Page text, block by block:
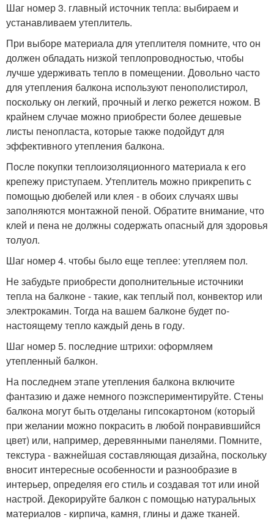
Шаг номер 3. главный источник тепла: выбираем и
устанавливаем утеплитель.
При выборе материала для утеплителя помните, что он
должен обладать низкой теплопроводностью, чтобы
лучше удерживать тепло в помещении. Довольно часто
для утепления балкона используют пенополистирол,
поскольку он легкий, прочный и легко режется ножом. В
крайнем случае можно приобрести более дешевые
листы пенопласта, которые также подойдут для
эффективного утепления балкона.
После покупки теплоизоляционного материала к его
крепежу приступаем. Утеплитель можно прикрепить с
помощью дюбелей или клея - в обоих случаях швы
заполняются монтажной пеной. Обратите внимание, что
клей и пена не должны содержать опасный для здоровья
толуол.
Шаг номер 4. чтобы было еще теплее: утепляем пол.
Не забудьте приобрести дополнительные источники
тепла на балконе - такие, как теплый пол, конвектор или
электрокамин. Тогда на вашем балконе будет по-
настоящему тепло каждый день в году.
Шаг номер 5. последние штрихи: оформляем
утепленный балкон.
На последнем этапе утепления балкона включите
фантазию и даже немного поэкспериментируйте. Стены
балкона могут быть отделаны гипсокартоном (который
при желании можно покрасить в любой понравившийся
цвет) или, например, деревянными панелями. Помните,
текстура - важнейшая составляющая дизайна, поскольку
вносит интересные особенности и разнообразие в
интерьер, определяя его стиль и создавая тот или иной
настрой. Декорируйте балкон с помощью натуральных
материалов - кирпича, камня, глины и даже тканей.